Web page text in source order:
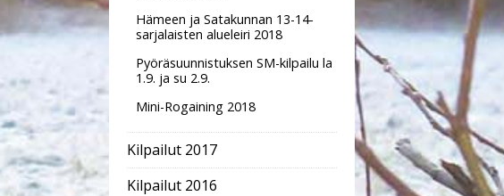
Hämeen ja Satakunnan 13-14-
sarjalaisten alueleiri 2018
Pyöräsuunnistuksen SM-kilpailu la
1.9. ja su 2.9.
Mini-Rogaining 2018
Kilpailut 2017
Kilpailut 2016